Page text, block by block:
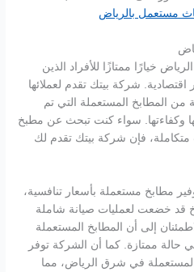
مستعمل بالرياض
خيارًا ممتازًا للأفراد الذين
شركة بيتك تقدم لعملائها
المطابخ المستعملة التي تم
وكفاءتها. سواء كنت تبحث عن مطبخ
فإن شركة بيتك تقدم لك
مطابخ مستعملة بأسعار تنافسية،
قد خضعت لعمليات صيانة شاملة
إلى أن المطابخ المستعملة
حالة ممتازة. كما أن الشركة توفر
في شرق الرياض، مما